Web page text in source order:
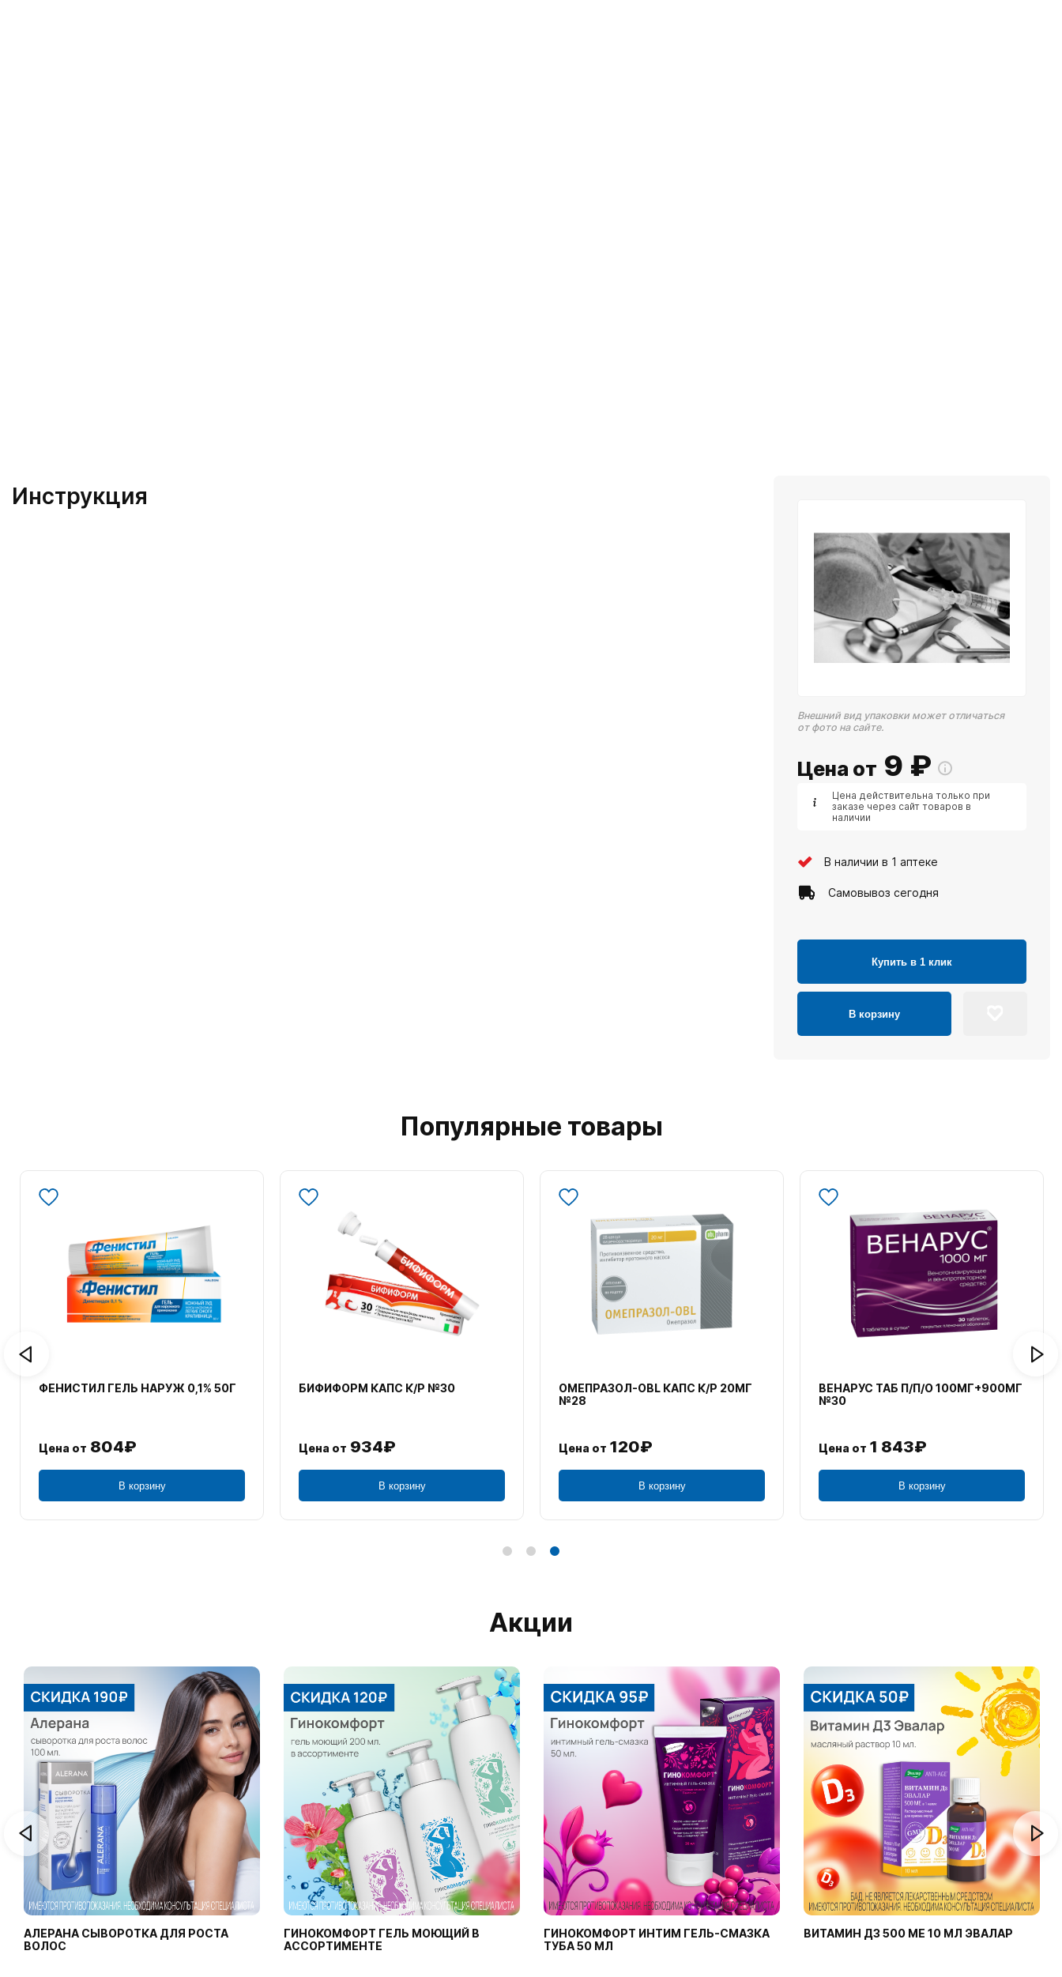
Инструкция
Внешний вид упаковки может отличаться
от фото на сайте.
Цена от 9 ₽
Цена действительна только при
заказе через сайт товаров в
наличии
В наличии в 1 аптеке
Самовывоз сегодня
Купить в 1 клик
В корзину
Популярные товары
ФЕНИСТИЛ ГЕЛЬ НАРУЖ 0,1% 50Г
Цена от 804₽
В корзину
БИФИФОРМ КАПС К/Р №30
Цена от 934₽
В корзину
ОМЕПРАЗОЛ-OBL КАПС К/Р 20МГ
№28
Цена от 120₽
В корзину
ВЕНАРУС ТАБ П/П/О 100МГ+900МГ
№30
Цена от 1 843₽
В корзину
Акции
АЛЕРАНА СЫВОРОТКА ДЛЯ РОСТА
ВОЛОС
ГИНОКОМФОРТ ГЕЛЬ МОЮЩИЙ В
АССОРТИМЕНТЕ
ГИНОКОМФОРТ ИНТИМ ГЕЛЬ-СМАЗКА
ТУБА 50 МЛ
ВИТАМИН Д3 500 МЕ 10 МЛ ЭВАЛАР